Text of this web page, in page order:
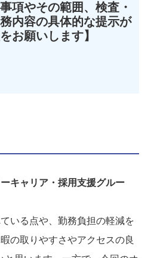
項やその範囲、検査・
内容の具体的な提示が
お願いします】
キャリア・採用支援グルー
いる点や、勤務負担の軽減を
の取りやすさやアクセスの良